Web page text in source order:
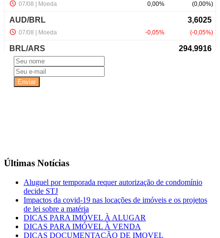
Últimas Notícias
Aluguel por temporada requer autorização de condomínio
decide STJ
Impactos da covid-19 nas locações de imóveis e os projetos
de lei sobre a matéria
DICAS PARA IMÓVEL À ALUGAR
DICAS PARA IMÓVEL À VENDA
DICAS DOCUMENTAÇÃO DE IMOVEL